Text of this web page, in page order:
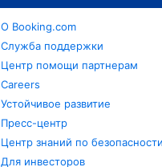
О Booking.com
Служба поддержки
Центр помощи партнерам
Careers
Устойчивое развитие
Пресс-центр
Центр знаний по безопасности
Для инвесторов